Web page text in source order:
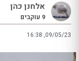
אלחנן כהן
9 עוקבים
16:38 ,09/05/23